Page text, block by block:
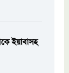
ইয়াবাসহ